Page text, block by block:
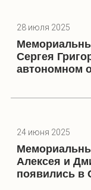
28 июля 2025
Сергея
автономном
24 июня 2025
Алексея и
появились в